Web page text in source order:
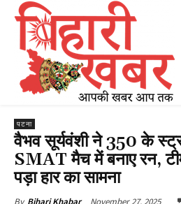
पटना
वैभव सूर्यवंशी ने 350 के
SMAT मैच में बनाए रन,
पड़ा हार का सामना
By Bihari Khabar November 27, 2025